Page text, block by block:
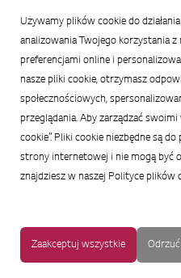
Podsumowanie
Używamy plików cookie do
analizowania Twojego korzystania z
preferencjami online i
nasze pliki cookie, otrzymasz
społecznościowych,
przeglądania. Aby zarządzać
cookie”. Pliki cookie niezbędne są
strony internetowej i nie mogą być
znajdziesz w naszej Polityce plików
Zaakceptuj wszystkie Odrzuć